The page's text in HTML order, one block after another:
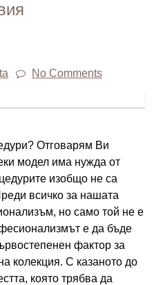
No Comments
Отговарям Ви
модел има нужда от
изобщо не са
всичко за нашата
но само той не е
е да бъде
фактор за
колекция. С казаното до
която трябва да